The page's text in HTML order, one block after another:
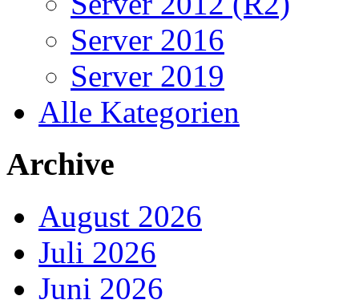
Server 2016
Server 2019
Alle Kategorien
Archive
August 2026
Juli 2026
Juni 2026